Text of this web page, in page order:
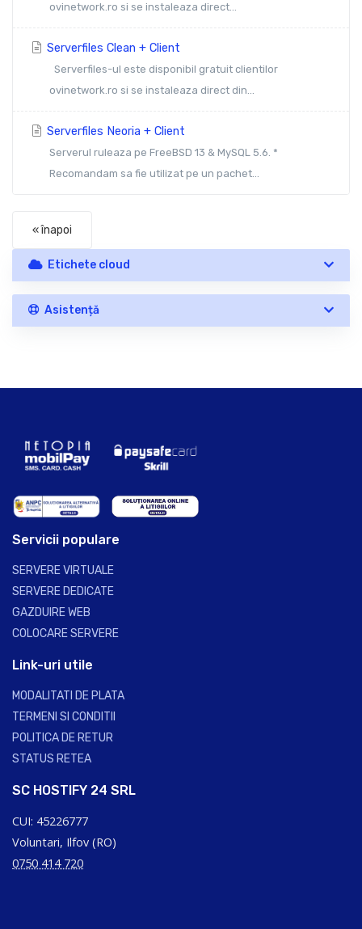
ovinetwork.ro si se instaleaza direct...
Serverfiles Clean + Client
Serverfiles-ul este disponibil gratuit clientilor
ovinetwork.ro si se instaleaza direct din...
Serverfiles Neoria + Client
Serverul ruleaza pe FreeBSD 13 & MySQL 5.6. *
Recomandam sa fie utilizat pe un pachet...
« înapoi
Etichete cloud
Asistență
Servicii populare
SERVERE VIRTUALE
SERVERE DEDICATE
GAZDUIRE WEB
COLOCARE SERVERE
Link-uri utile
MODALITATI DE PLATA
TERMENI SI CONDITII
POLITICA DE RETUR
STATUS RETEA
SC HOSTIFY 24 SRL
CUI: 45226777
Voluntari, Ilfov (RO)
0750 414 720